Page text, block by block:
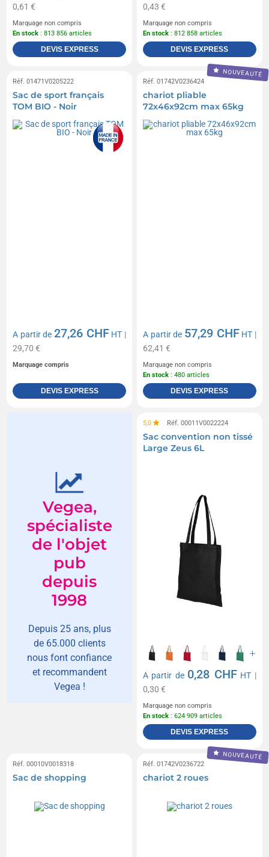
0,61 €
Marquage non compris
En stock : 813 856 articles
DEVIS EXPRESS
0,43 €
Marquage non compris
En stock : 812 858 articles
DEVIS EXPRESS
Réf. 01471V0205222
Sac de sport français
TOM BIO - Noir
A partir de27,26 CHF HT |
29,70 €
Marquage compris
DEVIS EXPRESS
NOUVEAUTÉ
Réf. 01742V0236424
chariot pliable
72x46x92cm max 65kg
A partir de 57,29 CHF HT |
62,41 €
Marquage non compris
En stock : 480 articles
DEVIS EXPRESS
Vegea,
spécialiste
de l'objet
pub
depuis
1998
Depuis 25 ans, plus
de 65.000 clients
nous font confiance
et recommandent
Vegea !
5,0 Réf. 00011V0022224
Sac convention non tissé
Large Zeus 6L
A partir de 0,28 CHF HT |
0,30 €
Marquage non compris
En stock : 624 909 articles
DEVIS EXPRESS
Réf. 00010V0018318
Sac de shopping
NOUVEAUTÉ
Réf. 01742V0236722
chariot 2 roues